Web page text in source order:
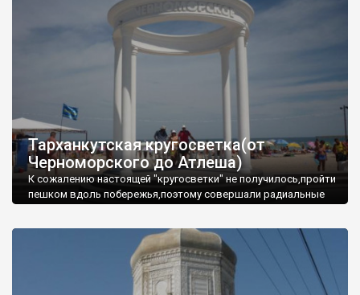
Тарханкутская кругосветка(от
Черноморского до Атлеша)
К сожалению настоящей "кругосветки" не получилось,пройти
пешком вдоль побережья,поэтому совершали радиальные